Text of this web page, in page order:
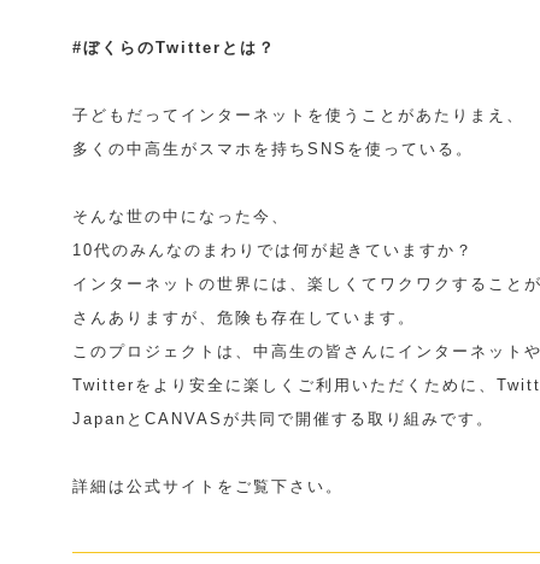
#ぼくらのTwitterとは？
子どもだってインターネットを使うことがあたりまえ、
多くの中高生がスマホを持ちSNSを使っている。
そんな世の中になった今、
10代のみんなのまわりでは何が起きていますか？
インターネットの世界には、楽しくてワクワクすること
さんありますが、危険も存在しています。
このプロジェクトは、中高生の皆さんにインターネット
Twitterをより安全に楽しくご利用いただくために、
JapanとCANVASが共同で開催する取り組みです。
詳細は公式サイトをご覧下さい。